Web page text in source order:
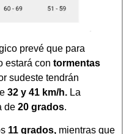
prevé que para
estará con tormentas
sudeste tendrán
32 y 41 km/h. La
de 20 grados.
11 grados, mientras que